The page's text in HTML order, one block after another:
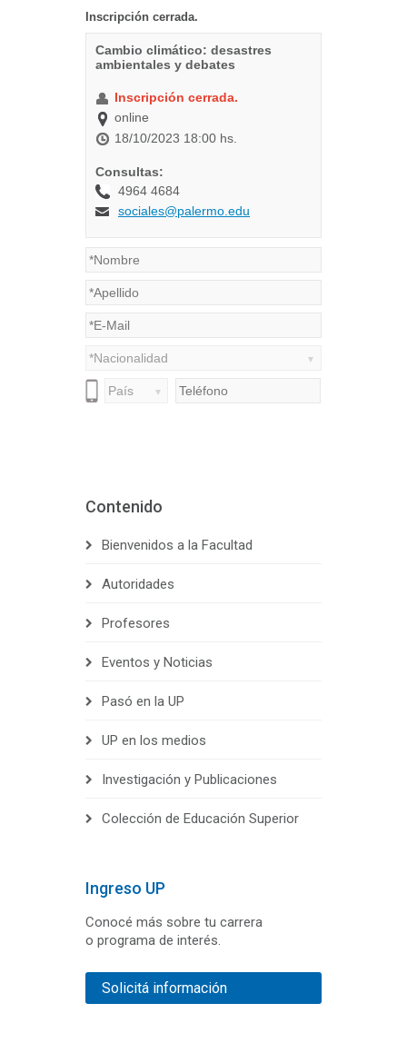
Contenido
Bienvenidos a la Facultad
Autoridades
Profesores
Eventos y Noticias
Pasó en la UP
UP en los medios
Investigación y Publicaciones
Colección de Educación Superior
Ingreso UP
Conocé más sobre tu carrera
o programa de interés.
Solicitá información